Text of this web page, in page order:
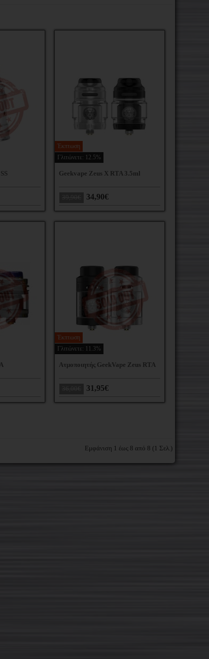
Geekvape Zeus X RTA 3.5ml
34,90€
Έκπτωση
Γλιτώνετε: 12.5%
Ατμοποιητής GeekVape Zeus RTA
31,95€
Έκπτωση
Γλιτώνετε: 11.3%
Εμφάνιση 1 έως 8 από 8 (1 Σελ.)